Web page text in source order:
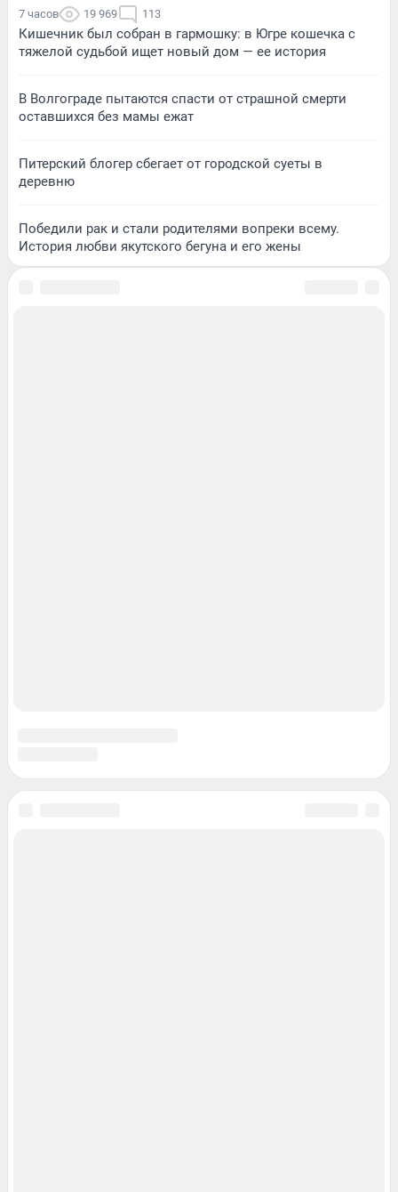
7 часов 19 969 113
Кишечник был собран в гармошку: в Югре кошечка с
тяжелой судьбой ищет новый дом — ее история
В Волгограде пытаются спасти от страшной смерти
оставшихся без мамы ежат
Питерский блогер сбегает от городской суеты в
деревню
Победили рак и стали родителями вопреки всему.
История любви якутского бегуна и его жены